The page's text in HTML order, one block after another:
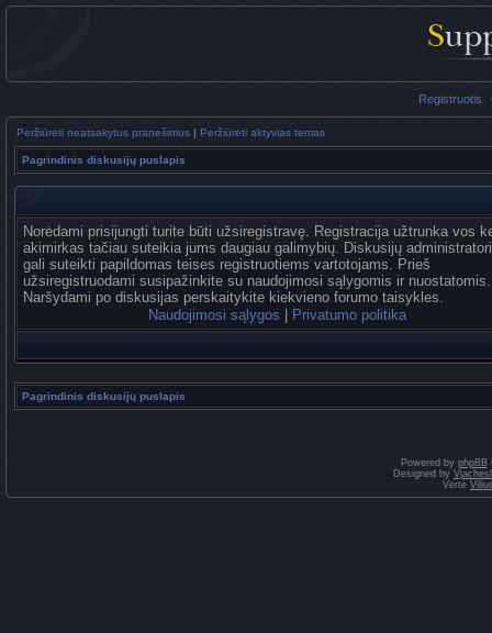
Registruotis
Peržiūrėti neatsakytus pranešimus | Peržiūrėti aktyvias temas
Pagrindinis diskusijų puslapis
Norėdami prisijungti turite būti užsiregistravę. Registracija užtrunka vos
akimirkas tačiau suteikia jums daugiau galimybių. Diskusijų
gali suteikti papildomas teises registruotiems vartotojams. Prieš
užsiregistruodami susipažinkite su naudojimosi sąlygomis ir nuostatomis.
Naršydami po diskusijas perskaitykite kiekvieno forumo taisykles.
Naudojimosi sąlygos
Privatumo politika
Pagrindinis diskusijų puslapis
Powered by phpBB
Designed by
Vertė